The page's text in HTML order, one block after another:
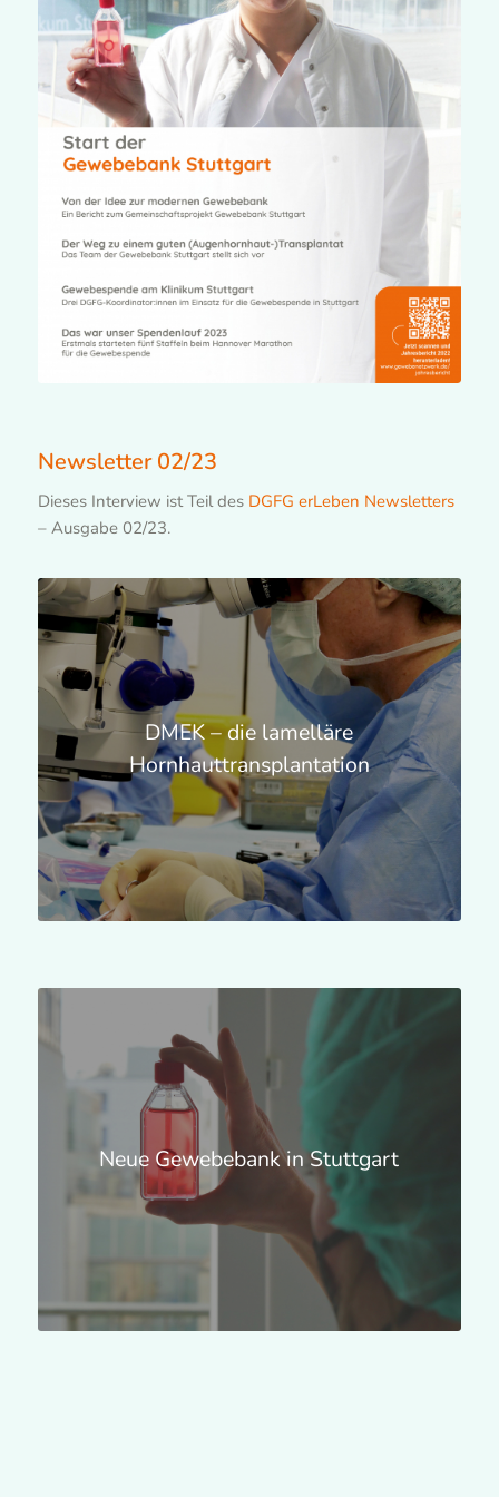
Newsletter 02/23
Dieses Interview ist Teil des DGFG erLeben Newsletters
– Ausgabe 02/23.
DMEK – die lamelläre
Hornhauttransplantation
Neue Gewebebank in Stuttgart